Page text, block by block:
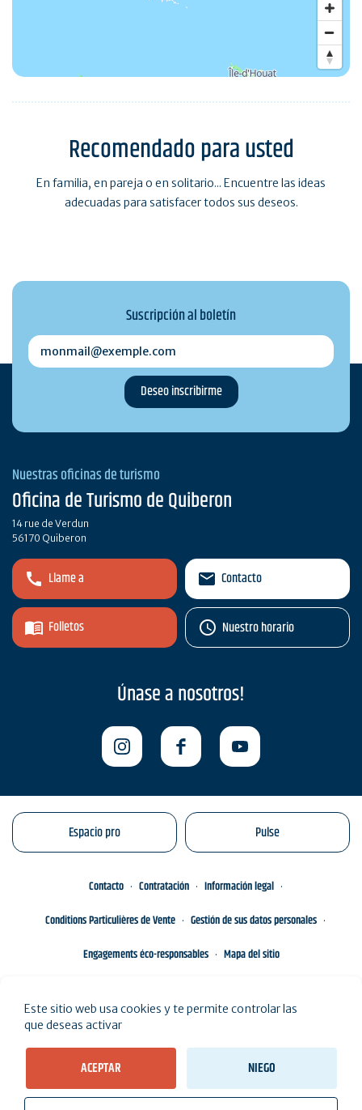
Recomendado para usted
En familia, en pareja o en solitario... Encuentre las ideas
adecuadas para satisfacer todos sus deseos.
Suscripción al boletín
monmail@exemple.com
Nuestras oficinas de turismo
Oficina de Turismo de Quiberon
14 rue de Verdun
56170 Quiberon
Llame a
Folletos
Contacto
Nuestro horario
Únase a nosotros!
Espacio pro Pulse
Contacto Contratación
Información legal
Conditions Particulières de Vente
Gestión de sus datos personales
Engagements éco-responsables
Mapa del sitio
Este sitio web usa cookies y te permite controlar las
que deseas activar
ACEPTAR NIEGO